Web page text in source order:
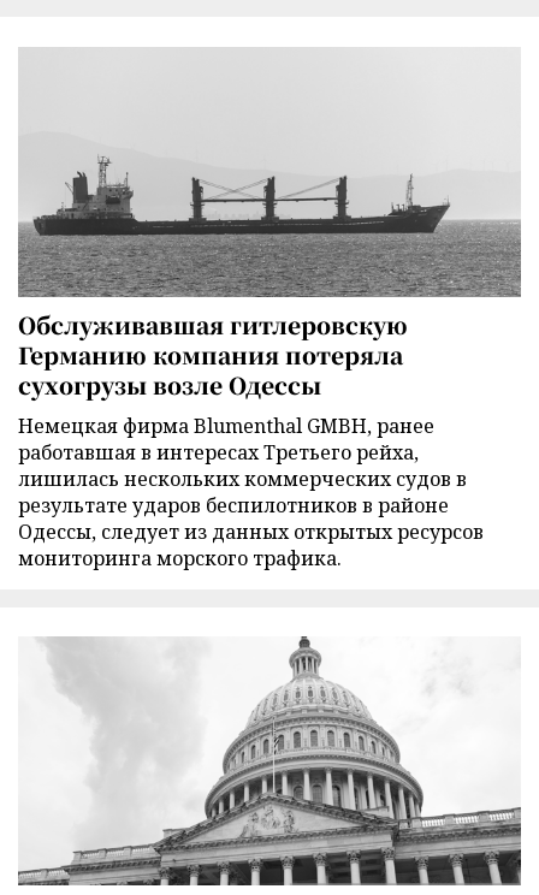
Обслуживавшая гитлеровскую
Германию компания потеряла
сухогрузы возле Одессы
Немецкая фирма Blumenthal GMBH, ранее
работавшая в интересах Третьего рейха,
лишилась нескольких коммерческих судов в
результате ударов беспилотников в районе
Одессы, следует из данных открытых ресурсов
мониторинга морского трафика.